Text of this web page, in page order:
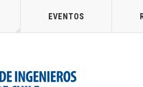
EVENTOS